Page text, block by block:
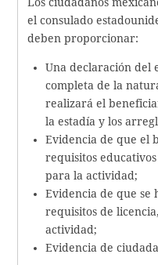
el consulado
deben proporcionar:
Una declaración del
completa de la
realizará el
la estadía y los
Evidencia de que el
requisitos
para la actividad;
Evidencia de que se
requisitos de
actividad;
Evidencia de